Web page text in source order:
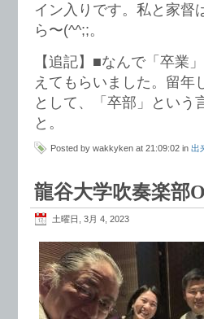
イン入りです。私と家督
ら〜(^^;;。
【追記】■なんで「卒業
えてもらいました。留年
として、「卒部」という
と。
Posted by wakkyken at 21:09:02 in 出
龍谷大学吹奏楽部
土曜日, 3月 4, 2023